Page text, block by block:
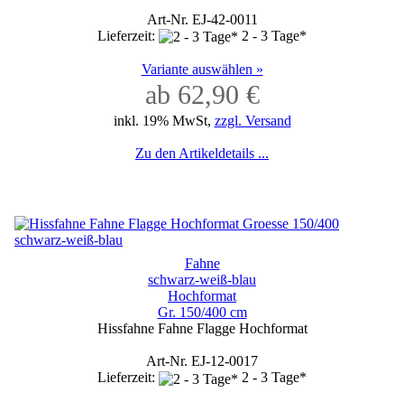
Art-Nr. EJ-42-0011
Lieferzeit:
2 - 3 Tage*
Variante auswählen »
ab 62,90 €
inkl. 19% MwSt, zzgl. Versand
Zu den Artikeldetails ...
Fahne
schwarz-weiß-blau
Hochformat
Gr. 150/400 cm
Hissfahne Fahne Flagge Hochformat
Art-Nr. EJ-12-0017
Lieferzeit:
2 - 3 Tage*